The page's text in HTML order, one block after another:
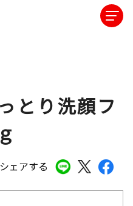
シェアする
とり洗顔フ